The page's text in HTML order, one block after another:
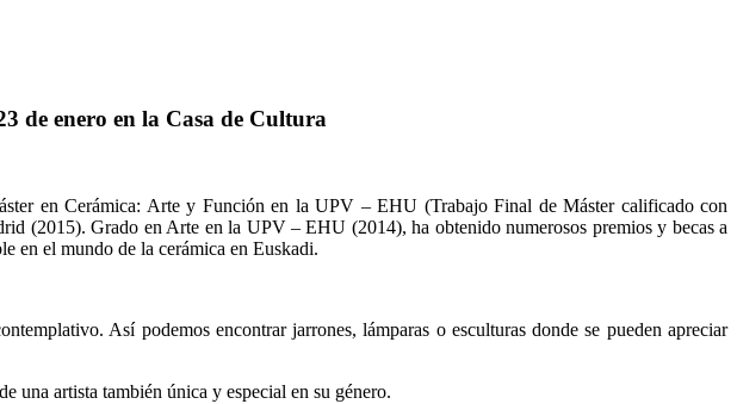
de enero en la Casa de Cultura
en Cerámica: Arte y Función en la UPV – EHU (Trabajo Final de Máster calificado con
(2015). Grado en Arte en la UPV – EHU (2014), ha obtenido numerosos premios y becas a
en el mundo de la cerámica en Euskadi.
Así podemos encontrar jarrones, lámparas o esculturas donde se pueden apreciar
una artista también única y especial en su género.